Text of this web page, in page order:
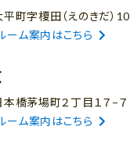
字榎田（えのきだ）10
ーム案内はこちら
橋茅場町２丁目１７−７
ーム案内はこちら